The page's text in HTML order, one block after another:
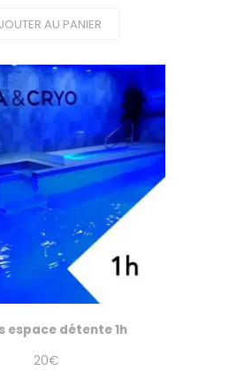
AU PANIER
espace détente 1h
20€